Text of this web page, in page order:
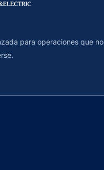
para operaciones que no